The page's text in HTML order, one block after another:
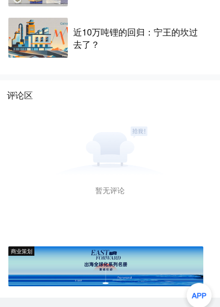
近10万吨锂的回归：宁王的坎过
去了？
评论区
暂无评论
商业策划